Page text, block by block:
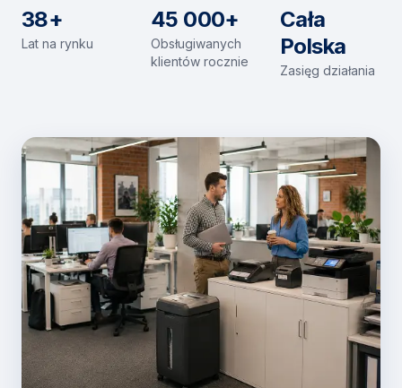
38+
Lat na rynku
45 000+
Obsługiwanych
klientów rocznie
Cała
Polska
Zasięg działania